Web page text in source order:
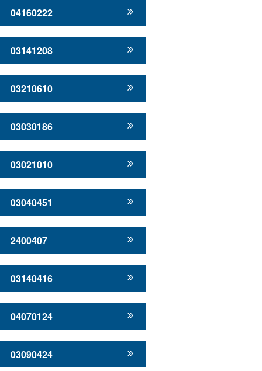
04160222
03141208
03210610
03030186
03021010
03040451
2400407
03140416
04070124
03090424